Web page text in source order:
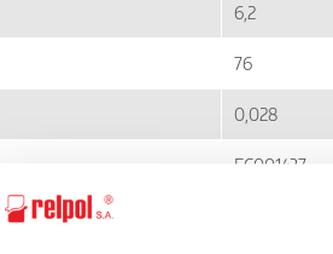
6,2
76
0,028
EC001437